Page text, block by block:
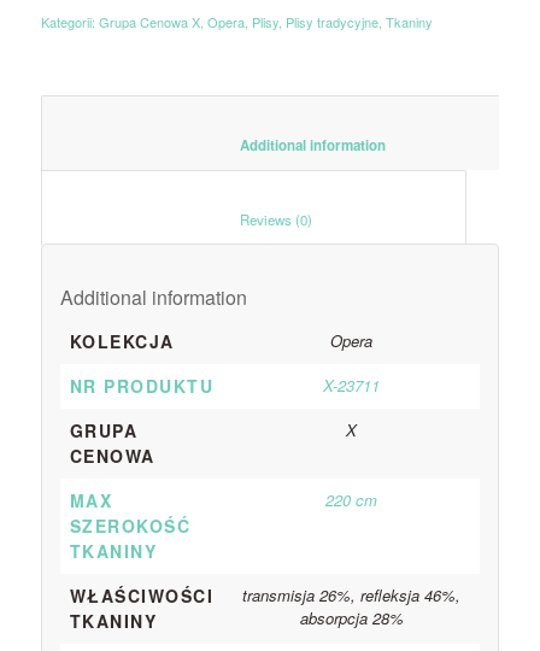
Kategorii: Grupa Cenowa X, Opera, Plisy, Plisy tradycyjne, Tkaniny
						Additional information
Additional information
KOLEKCJA Opera
NR PRODUKTU X-23711
GRUPA
CENOWA
X
MAX
SZEROKOŚĆ
TKANINY
220 cm
WŁAŚCIWOŚCI
TKANINY
transmisja 26%, refleksja 46%,
absorpcja 28%